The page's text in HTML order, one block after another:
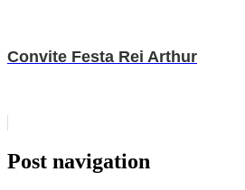
Convite Festa Rei Arthur
Post navigation